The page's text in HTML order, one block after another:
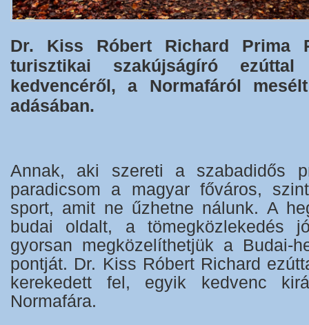
Dr. Kiss Róbert Richard Prima
turisztikai szakújságíró
kedvencéről, a Normafáról
adásában.
Annak, aki szereti a szabadidős
paradicsom a magyar főváros,
sport, amit ne űzhetne nálunk. A
budai oldalt, a tömegközlekedés
gyorsan megközelíthetjük a Budai-
pontját. Dr. Kiss Róbert Richard
kerekedett fel, egyik kedvenc
Normafára.